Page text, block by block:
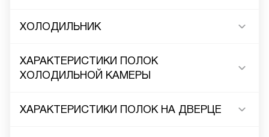
ХОЛОДИЛЬНИК
ХАРАКТЕРИСТИКИ ПОЛОК
ХОЛОДИЛЬНОЙ КАМЕРЫ
ХАРАКТЕРИСТИКИ ПОЛОК НА ДВЕРЦЕ